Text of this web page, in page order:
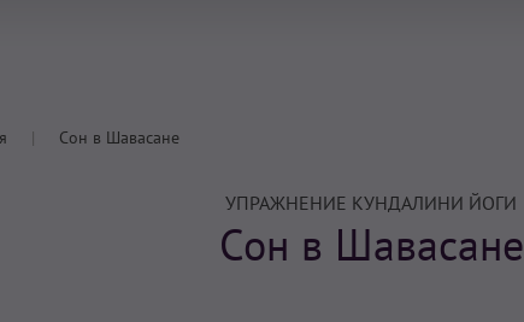
Сон в Шавасане
УПРАЖНЕНИЕ КУНДАЛИНИ ЙОГИ
Сон в Шавасане